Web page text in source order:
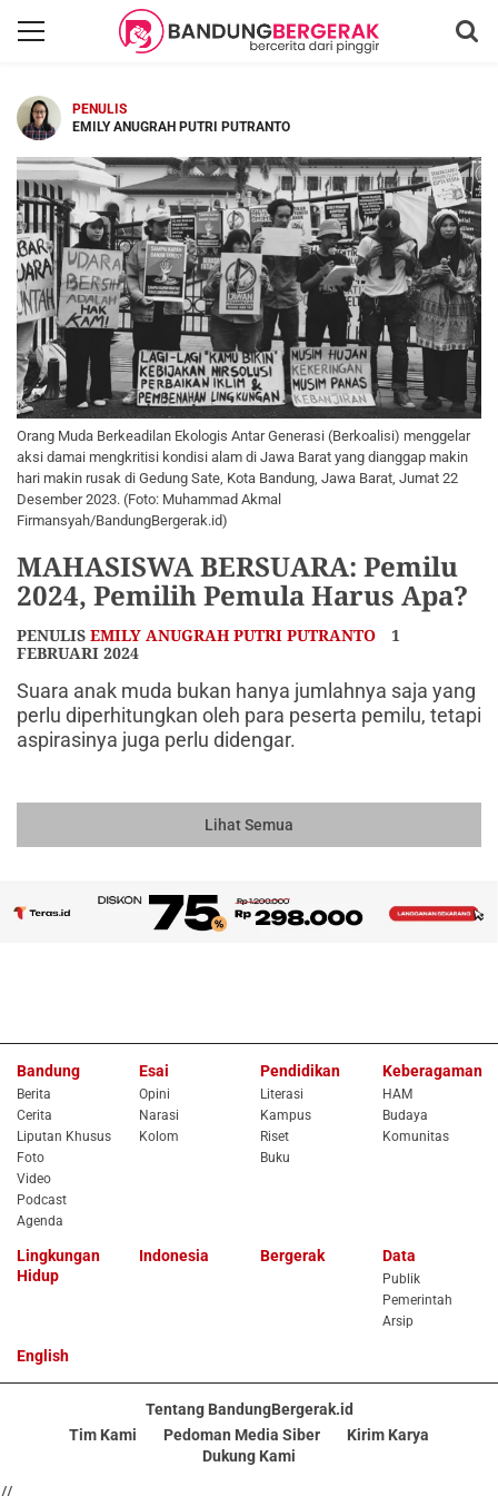
PENULIS
EMILY ANUGRAH PUTRI PUTRANTO
Orang Muda Berkeadilan Ekologis Antar Generasi (Berkoalisi) menggelar
aksi damai mengkritisi kondisi alam di Jawa Barat yang dianggap makin
hari makin rusak di Gedung Sate, Kota Bandung, Jawa Barat, Jumat 22
Desember 2023. (Foto: Muhammad Akmal
Firmansyah/BandungBergerak.id)
MAHASISWA BERSUARA: Pemilu
2024, Pemilih Pemula Harus Apa?
PENULIS EMILY ANUGRAH PUTRI PUTRANTO
1
FEBRUARI 2024
Suara anak muda bukan hanya jumlahnya saja yang
perlu diperhitungkan oleh para peserta pemilu, tetapi
aspirasinya juga perlu didengar.
Lihat Semua
Bandung
Berita
Cerita
Liputan Khusus
Foto
Video
Podcast
Agenda
Esai
Opini
Narasi
Kolom
Pendidikan
Literasi
Kampus
Riset
Buku
Keberagaman
HAM
Budaya
Komunitas
Lingkungan
Hidup
Indonesia Bergerak Data
Publik
Pemerintah
Arsip
English
Tentang BandungBergerak.id
Tim Kami
Pedoman Media Siber
Kirim Karya
Dukung Kami